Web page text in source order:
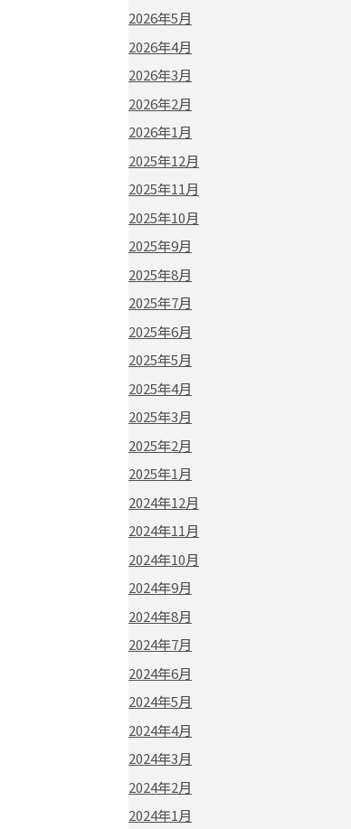
2026年5月
2026年4月
2026年3月
2026年2月
2026年1月
2025年12月
2025年11月
2025年10月
2025年9月
2025年8月
2025年7月
2025年6月
2025年5月
2025年4月
2025年3月
2025年2月
2025年1月
2024年12月
2024年11月
2024年10月
2024年9月
2024年8月
2024年7月
2024年6月
2024年5月
2024年4月
2024年3月
2024年2月
2024年1月